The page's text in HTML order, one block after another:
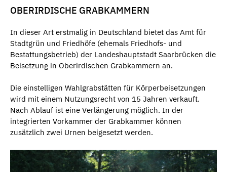
OBERIRDISCHE GRABKAMMERN
In dieser Art erstmalig in Deutschland bietet das Amt für
Stadtgrün und Friedhöfe (ehemals Friedhofs- und
Bestattungsbetrieb) der Landeshauptstadt Saarbrücken die
Beisetzung in Oberirdischen Grabkammern an.
Die einstelligen Wahlgrabstätten für Körperbeisetzungen
wird mit einem Nutzungsrecht von 15 Jahren verkauft.
Nach Ablauf ist eine Verlängerung möglich. In der
integrierten Vorkammer der Grabkammer können
zusätzlich zwei Urnen beigesetzt werden.